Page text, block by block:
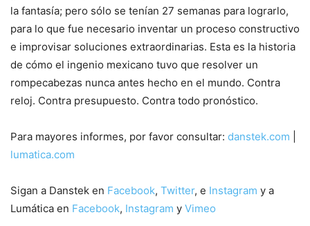
la fantasía; pero sólo se tenían 27 semanas para lograrlo,
para lo que fue necesario inventar un proceso constructivo
e improvisar soluciones extraordinarias. Esta es la historia
de cómo el ingenio mexicano tuvo que resolver un
rompecabezas nunca antes hecho en el mundo. Contra
reloj. Contra presupuesto. Contra todo pronóstico.
Para mayores informes, por favor consultar: danstek.com
lumatica.com
Sigan a Danstek en Facebook, Twitter, e Instagram y a
Lumática en Facebook, Instagram y Vimeo